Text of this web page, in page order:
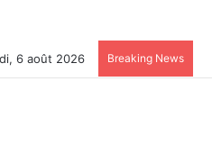
6 août 2026 Breaking News